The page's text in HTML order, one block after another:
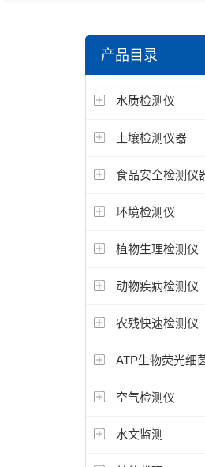
试仪，定氮仪，紫外可
产品目录
水质检测仪
土壤检测仪器
食品安全检测仪
环境检测仪
植物生理检测仪
动物疾病检测仪
农残快速检测仪
ATP生物荧光细
空气检测仪
水文监测